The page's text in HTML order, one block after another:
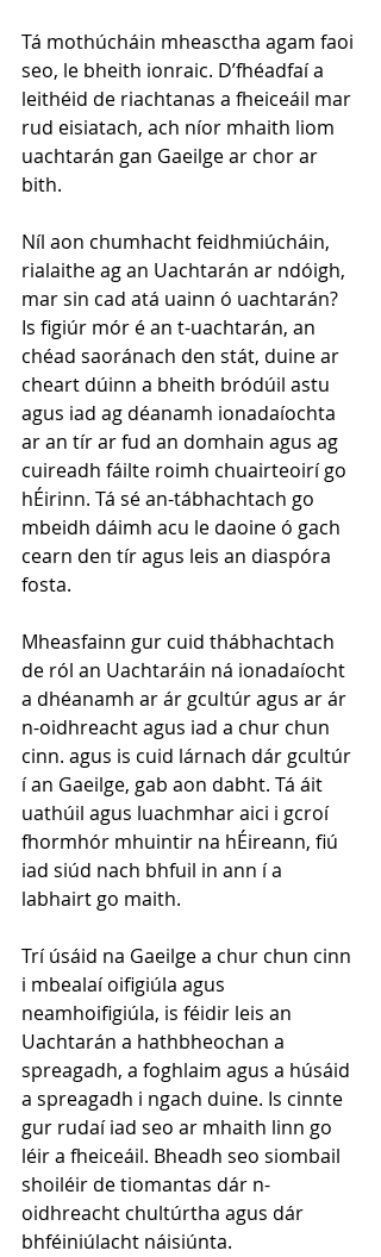
Tá mothúcháin mheasctha agam faoi
seo, le bheith ionraic. D’fhéadfaí a
leithéid de riachtanas a fheiceáil mar
rud eisiatach, ach níor mhaith liom
uachtarán gan Gaeilge ar chor ar
bith.
Níl aon chumhacht feidhmiúcháin,
rialaithe ag an Uachtarán ar ndóigh,
mar sin cad atá uainn ó uachtarán?
Is figiúr mór é an t-uachtarán, an
chéad saoránach den stát, duine ar
cheart dúinn a bheith bródúil astu
agus iad ag déanamh ionadaíochta
ar an tír ar fud an domhain agus ag
cuireadh fáilte roimh chuairteoirí go
hÉirinn. Tá sé an-tábhachtach go
mbeidh dáimh acu le daoine ó gach
cearn den tír agus leis an diaspóra
fosta.
Mheasfainn gur cuid thábhachtach
de ról an Uachtaráin ná ionadaíocht
a dhéanamh ar ár gcultúr agus ar ár
n-oidhreacht agus iad a chur chun
cinn. agus is cuid lárnach dár gcultúr
í an Gaeilge, gab aon dabht. Tá áit
uathúil agus luachmhar aici i gcroí
fhormhór mhuintir na hÉireann, fiú
iad siúd nach bhfuil in ann í a
labhairt go maith.
Trí úsáid na Gaeilge a chur chun cinn
i mbealaí oifigiúla agus
neamhoifigiúla, is féidir leis an
Uachtarán a hathbheochan a
spreagadh, a foghlaim agus a húsáid
a spreagadh i ngach duine. Is cinnte
gur rudaí iad seo ar mhaith linn go
léir a fheiceáil. Bheadh seo siombail
shoiléir de tiomantas dár n-
oidhreacht chultúrtha agus dár
bhféiniúlacht náisiúnta.